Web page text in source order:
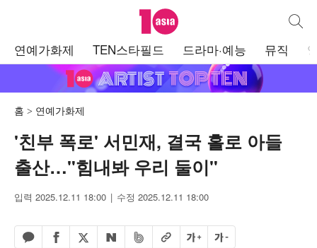
텐아시아 통합
연예가화제 TEN스타필드 드라마·예능 뮤직
홈 연예가화제
'친부 폭로' 서민재, 결국 홀로 아들
출산…"힘내봐 우리 둘이"
입력 2025.12.11 18:00 수정 2025.12.11 18:00
카카오톡 공유하기
페이스북 공유하기
엑스 공유하기
네이버 공유하기
밴드 공유하기
URL복사글자 크게글자 작게